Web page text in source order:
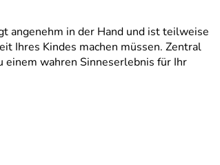
angenehm in der Hand und ist teilweise
Ihres Kindes machen müssen. Zentral
einem wahren Sinneserlebnis für Ihr